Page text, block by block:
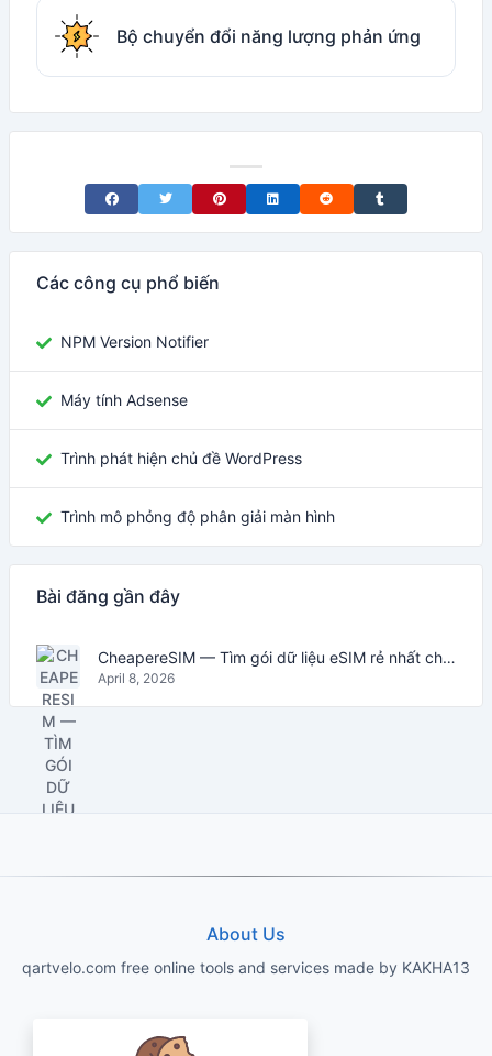
Bộ chuyển đổi năng lượng phản ứng
Share on Facebook
Share on TwitterShare on Pinterest
Share on LinkedIn
Share on RedditShare on Tumblr
Các công cụ phổ biến
NPM Version Notifier
Máy tính Adsense
Trình phát hiện chủ đề WordPress
Trình mô phỏng độ phân giải màn hình
Bài đăng gần đây
CheapereSIM — Tìm gói dữ liệu eSIM rẻ nhất cho du lịch năm 2026
April 8, 2026
About Us
qartvelo.com free online tools and services made by KAKHA13